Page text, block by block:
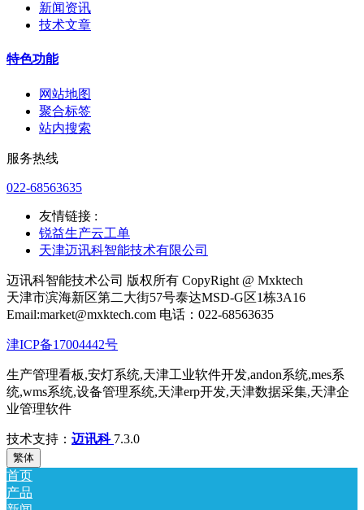
新闻资讯
技术文章
特色功能
网站地图
聚合标签
站内搜索
服务热线
022-68563635
友情链接 :
锐益生产云工单
天津迈讯科智能技术有限公司
迈讯科智能技术公司 版权所有 CopyRight @ Mxktech
天津市滨海新区第二大街57号泰达MSD-G区1栋3A16
Email:market@mxktech.com 电话：022-68563635
津ICP备17004442号
生产管理看板,安灯系统,天津工业软件开发,andon系统,mes系
统,wms系统,设备管理系统,天津erp开发,天津数据采集,天津企
业管理软件
技术支持： 迈讯科 7.3.0
繁体
首页
产品